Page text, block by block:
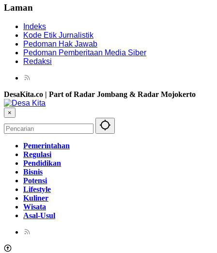
Laman
Indeks
Kode Etik Jurnalistik
Pedoman Hak Jawab
Pedoman Pemberitaan Media Siber
Redaksi
DesaKita.co | Part of Radar Jombang & Radar Mojokerto
×
Pemerintahan
Regulasi
Pendidikan
Bisnis
Potensi
Lifestyle
Kuliner
Wisata
Asal-Usul